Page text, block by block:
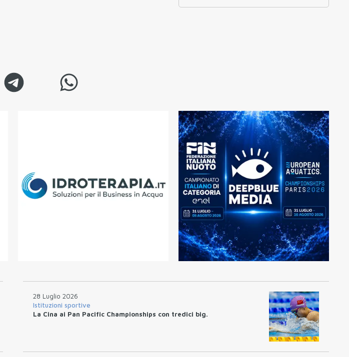
28 Luglio 2026
Istituzioni sportive
La Cina ai Pan Pacific Championships con tredici big.